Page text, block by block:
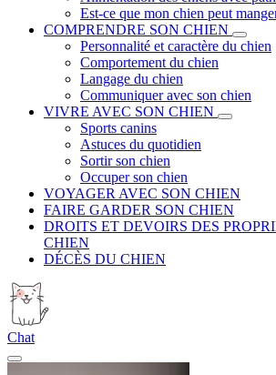
Est-ce que mon chien peut
COMPRENDRE SON CHIEN
Personnalité et caractère du chien
Comportement du chien
Langage du chien
Communiquer avec son chien
VIVRE AVEC SON CHIEN
Sports canins
Astuces du quotidien
Sortir son chien
Occuper son chien
VOYAGER AVEC SON CHIEN
FAIRE GARDER SON CHIEN
DROITS ET DEVOIRS DES
CHIEN
DÉCÈS DU CHIEN
Chat